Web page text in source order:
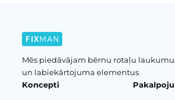
Mēs piedāvājam bērnu rotaļu
un labiekārtojuma elementus
Koncepti